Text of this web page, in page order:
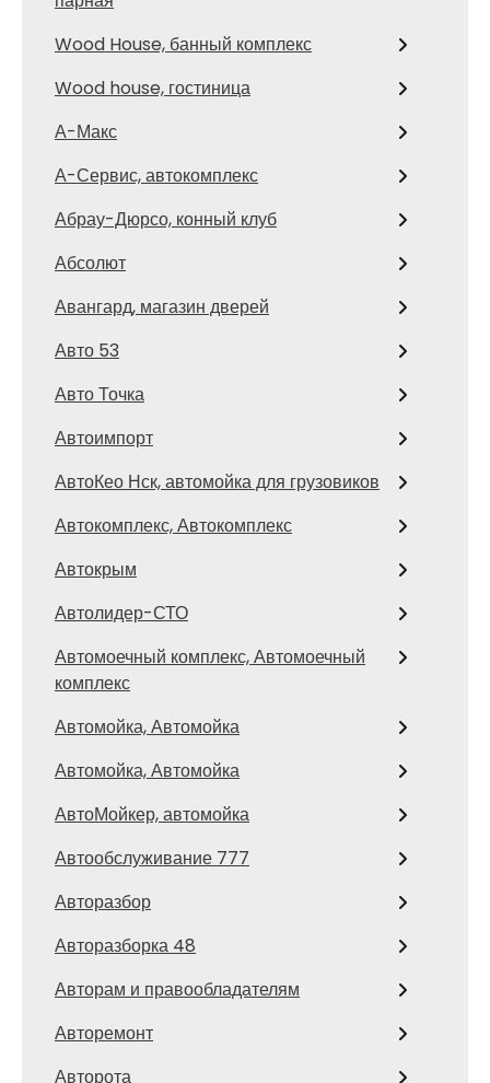
Wood House, банный комплекс
Wood house, гостиница
А-Макс
А-Сервис, автокомплекс
Абрау-Дюрсо, конный клуб
Абсолют
Авангард, магазин дверей
Авто 53
Авто Точка
Автоимпорт
АвтоКео Нск, автомойка для грузовиков
Автокомплекс, Автокомплекс
Автокрым
Автолидер-СТО
Автомоечный комплекс, Автомоечный
комплекс
Автомойка, Автомойка
Автомойка, Автомойка
АвтоМойкер, автомойка
Автообслуживание 777
Авторазбор
Авторазборка 48
Авторам и правообладателям
Авторемонт
Авторота